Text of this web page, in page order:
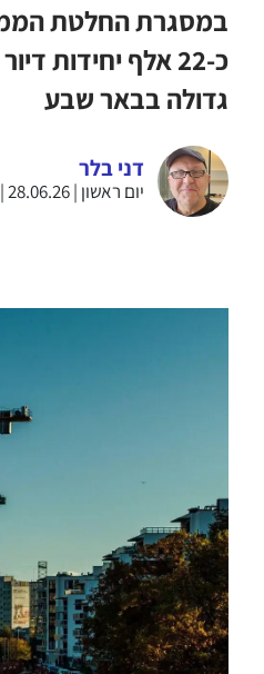
גדולה בבאר שבע
דני בלר
יום ראשון | 28.06.26 | 15:22